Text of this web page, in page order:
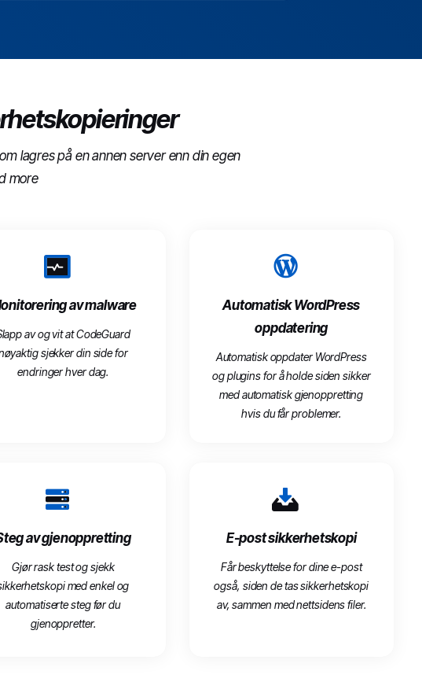
lagres på en annen server enn din egen
more
av malware
av og vit at CodeGuard
sjekker din side for
endringer hver dag.
Automatisk WordPress
oppdatering
Automatisk oppdater WordPress
og plugins for å holde siden sikker
med automatisk gjenoppretting
hvis du får problemer.
av gjenoppretting
Gjør rask test og sjekk
med enkel og
automatiserte steg før du
gjenoppretter.
E-post sikkerhetskopi
Får beskyttelse for dine e-post
også, siden de tas sikkerhetskopi
av, sammen med nettsidens filer.